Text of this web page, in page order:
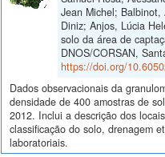
Jean Michel;
Diniz; Anjos, Lúcia
solo da área de
DNOS/CORSAN,
https://doi.org/
Dados observacionais da
densidade de 400 amostras de
2012. Inclui a descrição dos
classificação do solo, drenagem
laboratoriais.